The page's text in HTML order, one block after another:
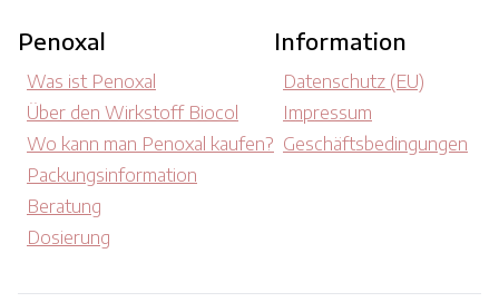
Penoxal
Was ist Penoxal
Über den Wirkstoff Biocol
Wo kann man Penoxal kaufen?
Packungsinformation
Beratung
Dosierung
Information
Datenschutz (EU)
Impressum
Geschäftsbedingungen